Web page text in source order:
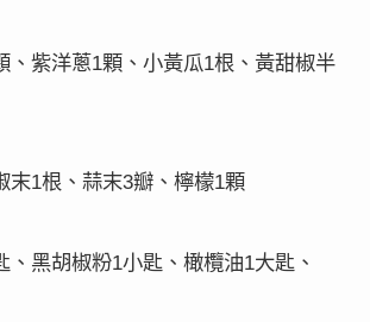
、紫洋蔥1顆、小黃瓜1根、黃甜椒半
末1根、蒜末3瓣、檸檬1顆
、黑胡椒粉1小匙、橄欖油1大匙、